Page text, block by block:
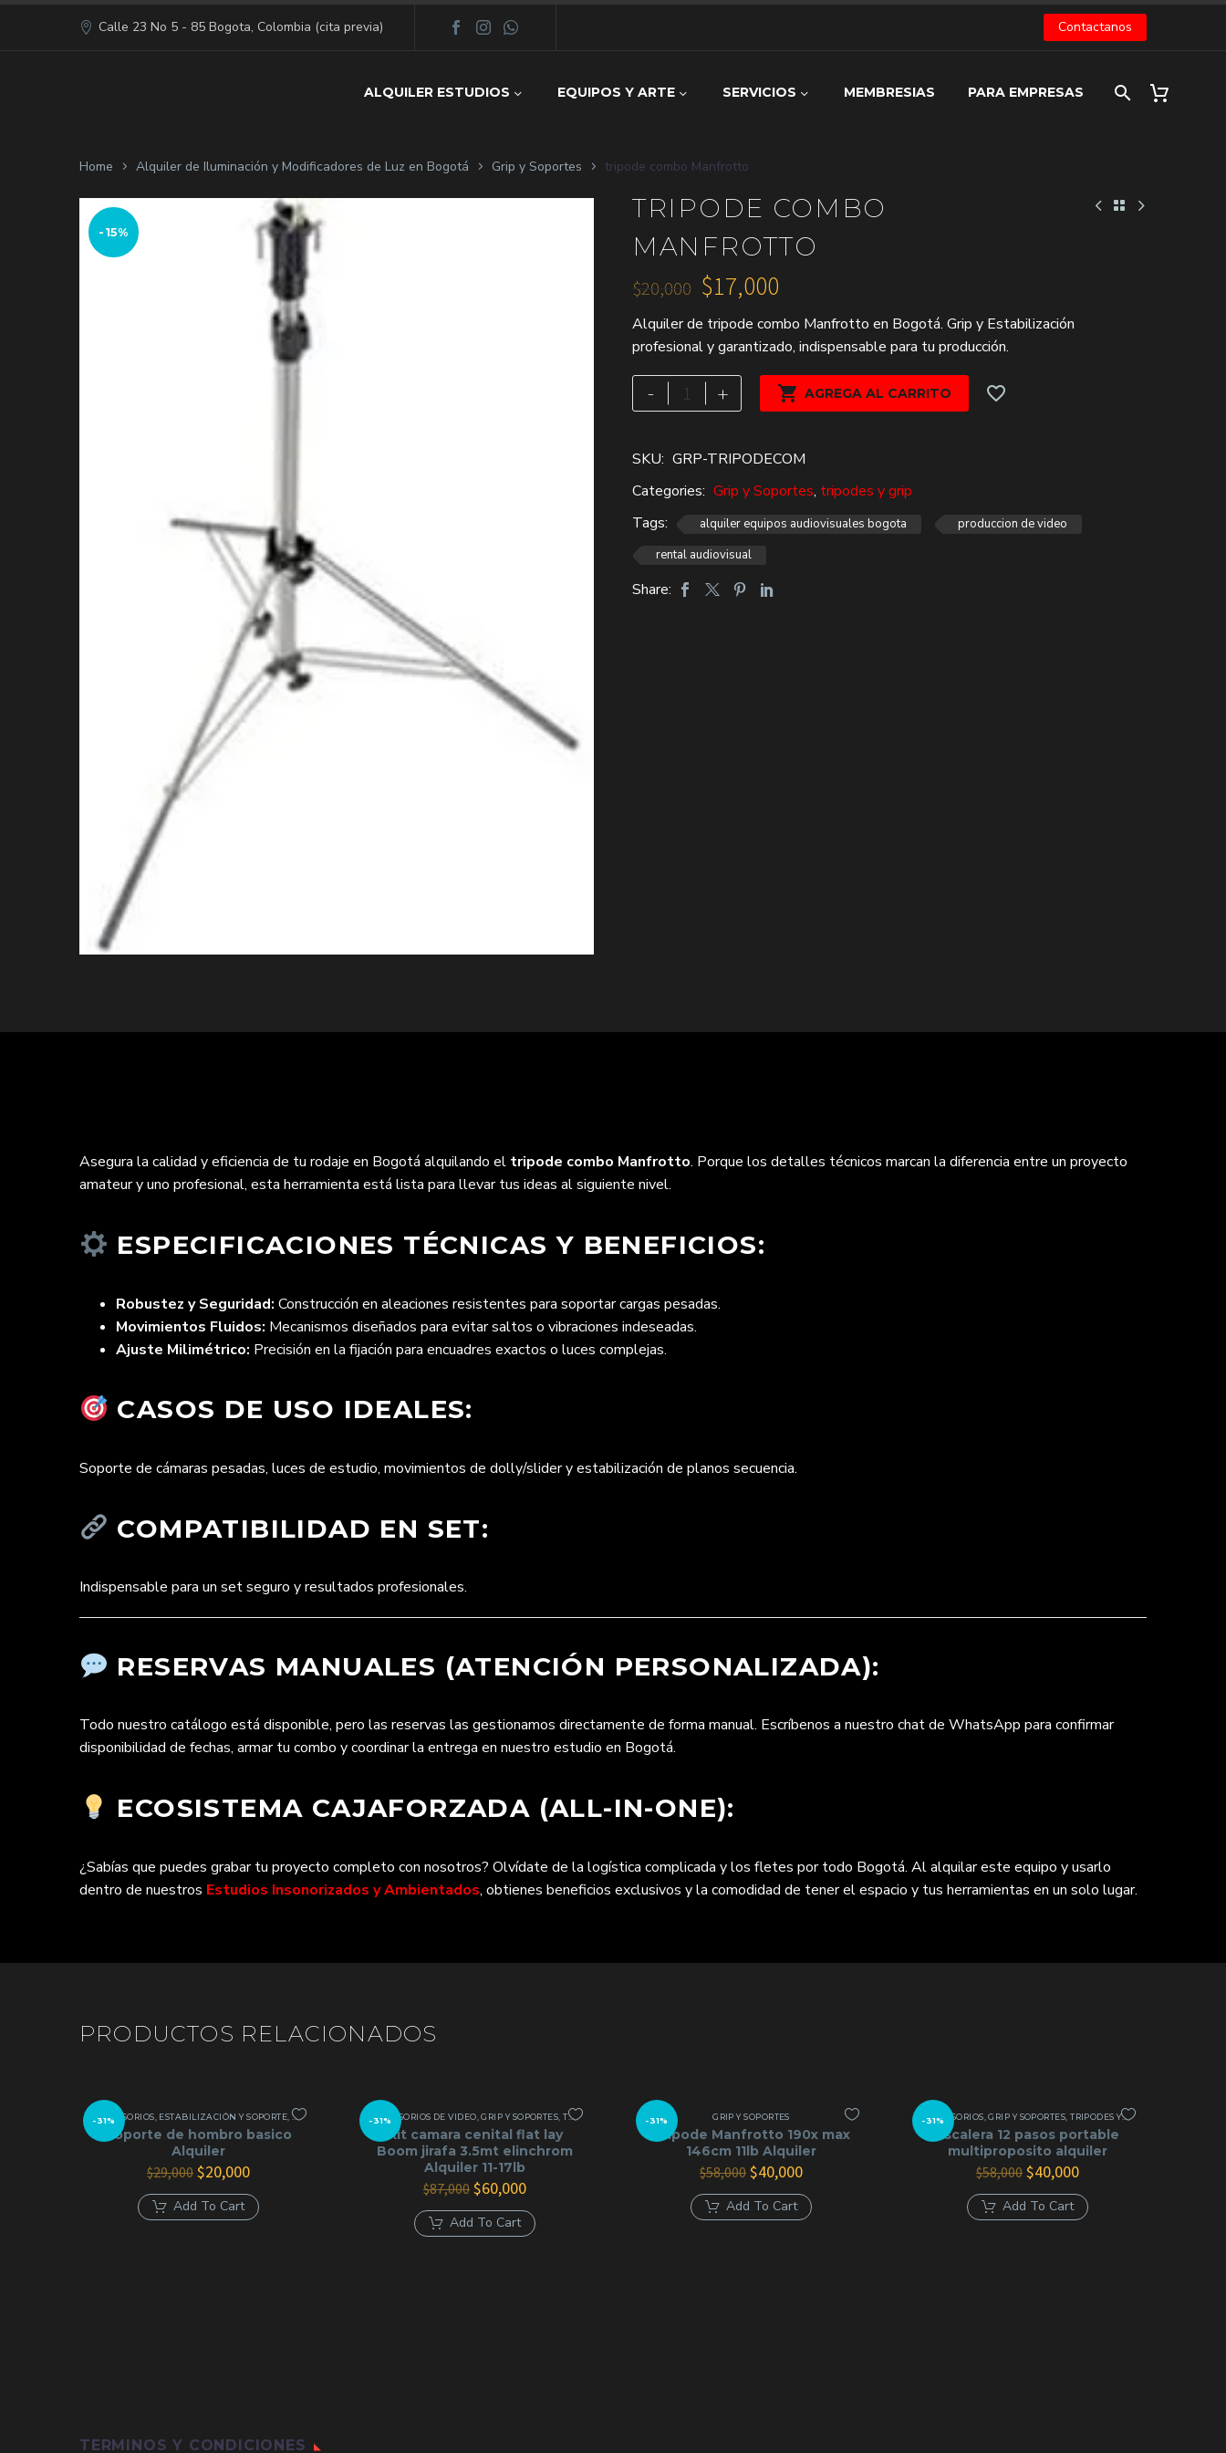
Calle 23 No 5 - 85 Bogota, Colombia (cita previa) Contactanos
ALQUILER ESTUDIOS EQUIPOS Y ARTE SERVICIOS MEMBRESIAS PARA EMPRESAS
Home Alquiler de Iluminación y Modificadores de Luz en Bogotá Grip y Soportes tripode combo Manfrotto
-15%
TRIPODE COMBO
MANFROTTO
$20,000
precio
original
era:
$20,000.
$17,000
precio
actual
es:
$17,000.
Alquiler de tripode combo Manfrotto en Bogotá. Grip y Estabilización
profesional y garantizado, indispensable para tu producción.
-
tripode
combo
cantidad
+  AGREGA AL CARRITO
SKU: GRP-TRIPODECOM
Categories: Grip y Soportes, tripodes y grip
Tags:
alquiler equipos audiovisuales bogota
produccion de video
rental audiovisual
Share:
Asegura la calidad y eficiencia de tu rodaje en Bogotá alquilando el tripode combo Manfrotto. Porque los detalles técnicos marcan la diferencia entre un proyecto
amateur y uno profesional, esta herramienta está lista para llevar tus ideas al siguiente nivel.
ESPECIFICACIONES TÉCNICAS Y BENEFICIOS:
Robustez y Seguridad: Construcción en aleaciones resistentes para soportar cargas pesadas.
Movimientos Fluidos: Mecanismos diseñados para evitar saltos o vibraciones indeseadas.
Ajuste Milimétrico: Precisión en la fijación para encuadres exactos o luces complejas.
CASOS DE USO IDEALES:
Soporte de cámaras pesadas, luces de estudio, movimientos de dolly/slider y estabilización de planos secuencia.
COMPATIBILIDAD EN SET:
Indispensable para un set seguro y resultados profesionales.
RESERVAS MANUALES (ATENCIÓN PERSONALIZADA):
Todo nuestro catálogo está disponible, pero las reservas las gestionamos directamente de forma manual. Escríbenos a nuestro chat de WhatsApp para confirmar
disponibilidad de fechas, armar tu combo y coordinar la entrega en nuestro estudio en Bogotá.
ECOSISTEMA CAJAFORZADA (ALL-IN-ONE):
¿Sabías que puedes grabar tu proyecto completo con nosotros? Olvídate de la logística complicada y los fletes por todo Bogotá. Al alquilar este equipo y usarlo
dentro de nuestros Estudios Insonorizados y Ambientados, obtienes beneficios exclusivos y la comodidad de tener el espacio y tus herramientas en un solo lugar.
PRODUCTOS RELACIONADOS
-31%
ACCESORIOS, ESTABILIZACIÓN Y SOPORTE,GRIP Y SOPORTES
Soporte de hombro basico
Alquiler
$29,000 El
precio
original
era:
$20,000El
actual
es:
Add To Cart
-31%
ACCESORIOS DE VIDEO,GRIP Y SOPORTES,TRIPODES Y GRIP
Kit camara cenital flat lay
Boom jirafa 3.5mt elinchrom
Alquiler 11-17lb
$87,000 El
precio
original
era:
$60,000El
actual
es:
Add To Cart
-31% GRIP Y SOPORTES
Trípode Manfrotto 190x max
146cm 11lb Alquiler
$58,000 El
precio
original
era:
$40,000El
actual
es:
Add To Cart
-31%
ACCESORIOS,GRIP Y SOPORTES,TRIPODES Y GRIP
Escalera 12 pasos portable
multiproposito alquiler
$58,000 El
precio
original
era:
$40,000El
actual
es:
Add To Cart
TERMINOS Y CONDICIONES